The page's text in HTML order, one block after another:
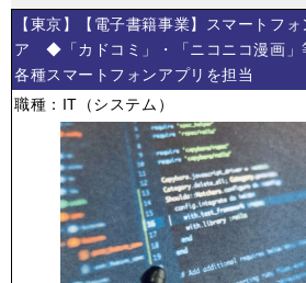
【東京】【電子書籍事業】スマートフ
ア ◆「カドコミ」・「ニコニコ漫画」
各種スマートフォンアプリを担当
職種：IT（システム）